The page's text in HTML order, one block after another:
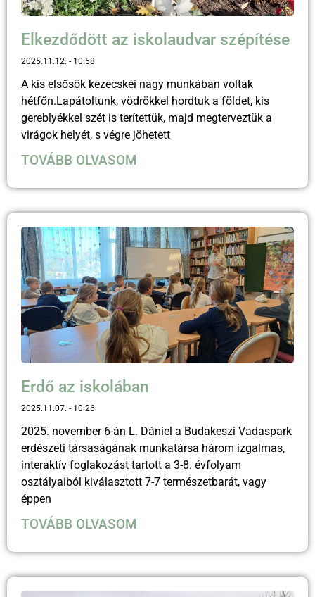
Elkezdődött az iskolaudvar szépítése
2025.11.12. 10:58
A kis elsősök kezecskéi nagy munkában voltak
hétfőn.Lapátoltunk, vödrökkel hordtuk a földet, kis
gereblyékkel szét is terítettük, majd megterveztük a
virágok helyét, s végre jöhetett
TOVÁBB OLVASOM
Erdő az iskolában
2025.11.07. 10:26
2025. november 6-án L. Dániel a Budakeszi Vadaspark
erdészeti társaságának munkatársa három izgalmas,
interaktív foglakozást tartott a 3-8. évfolyam
osztályaiból kiválasztott 7-7 természetbarát, vagy
éppen
TOVÁBB OLVASOM